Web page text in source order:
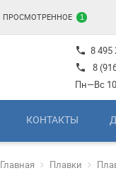
ПРОСМОТРЕННОЕ 1
phone 8 495
phone
8
Пн—Вс
КОНТАКТЫ
Главная Плавки